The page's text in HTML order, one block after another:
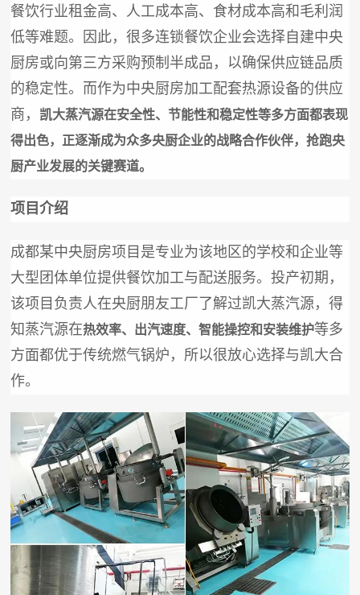
餐饮行业租金高、人工成本高、食材成本高和毛利润
低等难题。因此，很多连锁餐饮企业会选择自建中央
厨房或向第三方采购预制半成品，以确保供应链品质
的稳定性。而作为中央厨房加工配套热源设备的供应
商，
凯大蒸汽源在安全性、节能性和稳定性等多方面都表现
得出色，正逐渐成为众多央厨企业的战略合作伙伴，抢跑央
厨产业发展的关键赛道。
项目介绍
成都某中央厨房项目是专业为该地区的学校和企业等
大型团体单位提供餐饮加工与配送服务。投产初期，
该项目负责人在央厨朋友工厂了解过凯大蒸汽源，得
知蒸汽源在热效率、出汽速度、智能操控和安装维护等多
方面都优于传统燃气锅炉，所以很放心选择与凯大合
作。